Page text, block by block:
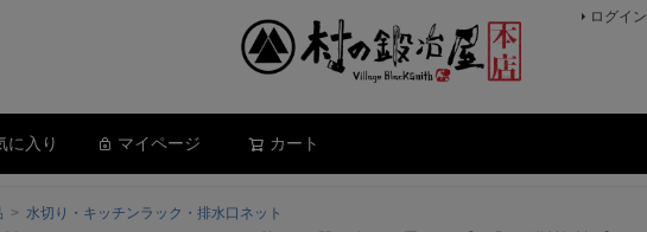
ログイン
に入り マイページ カート
水切り・キッチンラック・排水口ネット